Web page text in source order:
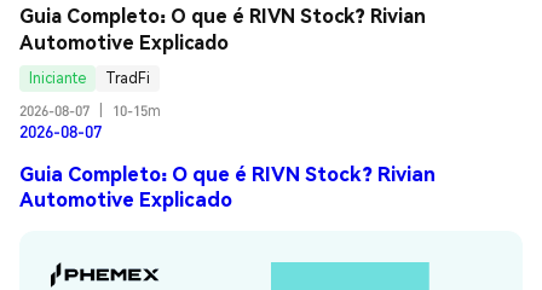
Guia Completo: O que é RIVN Stock? Rivian
Automotive Explicado
Iniciante
TradFi
2026-08-07
10-15m
2026-08-07
Guia Completo: O que é RIVN Stock? Rivian
Automotive Explicado